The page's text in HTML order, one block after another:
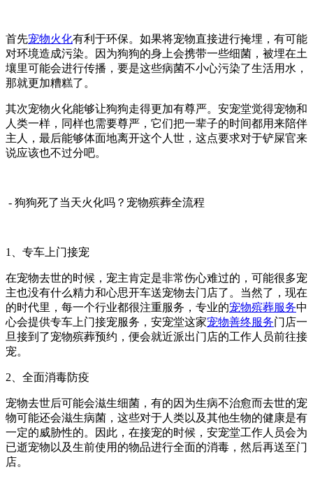
首先宠物火化有利于环保。如果将宠物直接进行掩埋，有可能
对环境造成污染。因为狗狗的身上会携带一些细菌，被埋在土
壤里可能会进行传播，要是这些病菌不小心污染了生活用水，
那就更加糟糕了。
其次宠物火化能够让狗狗走得更加有尊严。安宠堂觉得宠物和
人类一样，同样也需要尊严，它们把一辈子的时间都用来陪伴
主人，最后能够体面地离开这个人世，这点要求对于铲屎官来
说应该也不过分吧。
- 狗狗死了当天火化吗？宠物殡葬全流程
1、专车上门接宠
在宠物去世的时候，宠主肯定是非常伤心难过的，可能很多宠
主也没有什么精力和心思开车送宠物去门店了。当然了，现在
的时代里，每一个行业都很注重服务，专业的宠物殡葬服务中
心会提供专车上门接宠服务，安宠堂这家宠物善终服务门店一
旦接到了宠物殡葬预约，便会就近派出门店的工作人员前往接
宠。
2、全面消毒防疫
宠物去世后可能会滋生细菌，有的因为生病不治愈而去世的宠
物可能还会滋生病菌，这些对于人类以及其他生物的健康是有
一定的威胁性的。因此，在接宠的时候，安宠堂工作人员会为
已逝宠物以及生前使用的物品进行全面的消毒，然后再送至门
店。